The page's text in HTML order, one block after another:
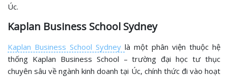
Úc.
Kaplan Business School Sydney
Kaplan Business School Sydney là một phân viện thuộc hệ
thống Kaplan Business School – trường đại học tư thục
chuyên sâu về ngành kinh doanh tại Úc, chính thức đi vào hoạt